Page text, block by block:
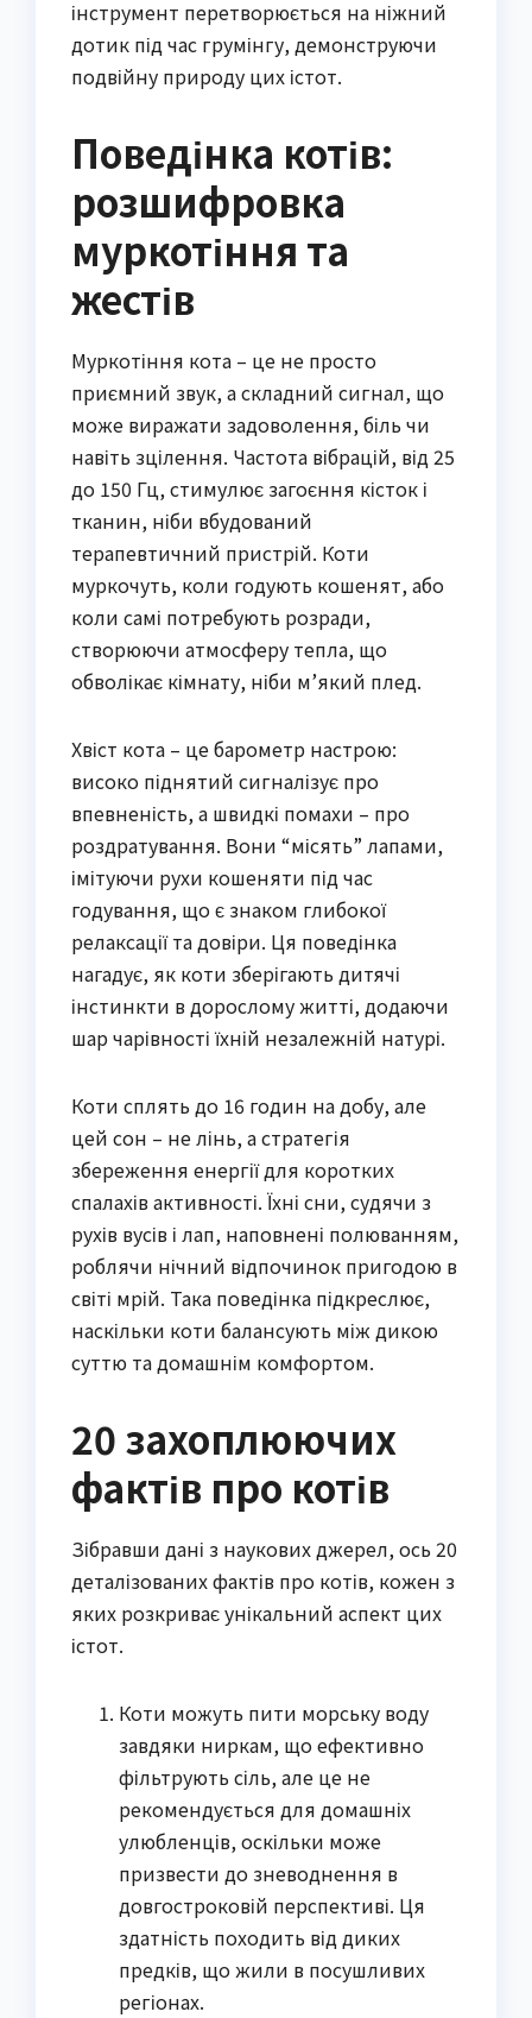
інструмент перетворюється на ніжний
дотик під час грумінгу, демонструючи
подвійну природу цих істот.
Поведінка котів:
розшифровка
муркотіння та
жестів
Муркотіння кота – це не просто
приємний звук, а складний сигнал, що
може виражати задоволення, біль чи
навіть зцілення. Частота вібрацій, від 25
до 150 Гц, стимулює загоєння кісток і
тканин, ніби вбудований
терапевтичний пристрій. Коти
муркочуть, коли годують кошенят, або
коли самі потребують розради,
створюючи атмосферу тепла, що
обволікає кімнату, ніби м’який плед.
Хвіст кота – це барометр настрою:
високо піднятий сигналізує про
впевненість, а швидкі помахи – про
роздратування. Вони “місять” лапами,
імітуючи рухи кошеняти під час
годування, що є знаком глибокої
релаксації та довіри. Ця поведінка
нагадує, як коти зберігають дитячі
інстинкти в дорослому житті, додаючи
шар чарівності їхній незалежній натурі.
Коти сплять до 16 годин на добу, але
цей сон – не лінь, а стратегія
збереження енергії для коротких
спалахів активності. Їхні сни, судячи з
рухів вусів і лап, наповнені полюванням,
роблячи нічний відпочинок пригодою в
світі мрій. Така поведінка підкреслює,
наскільки коти балансують між дикою
суттю та домашнім комфортом.
20 захоплюючих
фактів про котів
Зібравши дані з наукових джерел, ось 20
деталізованих фактів про котів, кожен з
яких розкриває унікальний аспект цих
істот.
Коти можуть пити морську воду
завдяки ниркам, що ефективно
фільтрують сіль, але це не
рекомендується для домашніх
улюбленців, оскільки може
призвести до зневоднення в
довгостроковій перспективі. Ця
здатність походить від диких
предків, що жили в посушливих
регіонах.